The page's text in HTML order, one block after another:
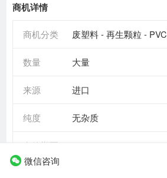
商机详情
商机分类 废塑料 - 再生颗粒 -
数量 大量
来源 进口
纯度 无杂质
有效期至
微信咨询